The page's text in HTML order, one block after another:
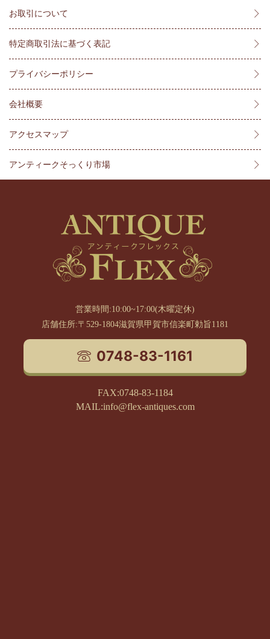
お取引について
特定商取引法に基づく表記
プライバシーポリシー
会社概要
アクセスマップ
アンティークそっくり市場
営業時間:10:00~17:00(木曜定休)
店舗住所:〒529-1804滋賀県甲賀市信楽町勅旨1181
0748-83-1161
FAX:0748-83-1184
MAIL:info@flex-antiques.com